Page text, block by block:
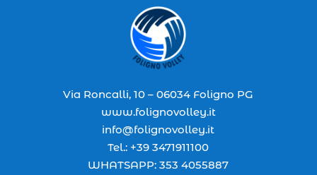
Via Roncalli, 10 – 06034 Foligno PG
www.folignovolley.it
info@folignovolley.it
Tel.: +39 3471911100
WHATSAPP: 353 4055887